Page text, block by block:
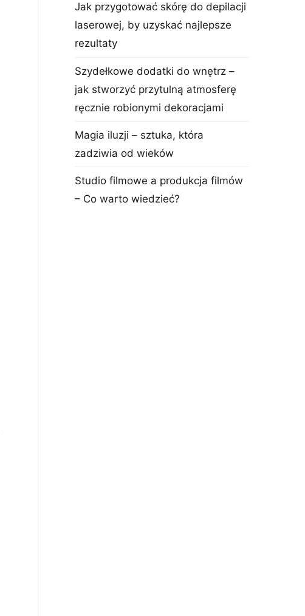
Jak przygotować skórę do depilacji
laserowej, by uzyskać najlepsze
rezultaty
Szydełkowe dodatki do wnętrz –
jak stworzyć przytulną atmosferę
ręcznie robionymi dekoracjami
Magia iluzji – sztuka, która
zadziwia od wieków
Studio filmowe a produkcja filmów
– Co warto wiedzieć?